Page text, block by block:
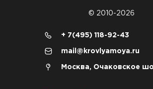
© 2010-2026
+ 7(495) 118-92-43
mail@krovlyamoya.ru
Москва, Очаковское